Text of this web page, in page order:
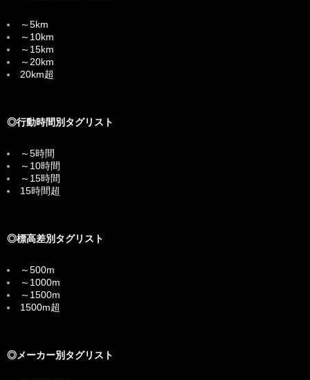
～5km
～10km
～15km
～20km
20km超
◎行動時間別タグリスト
～5時間
～10時間
～15時間
15時間超
◎標高差別タグリスト
～500m
～1000m
～1500m
1500m超
◎メーカー別タグリスト